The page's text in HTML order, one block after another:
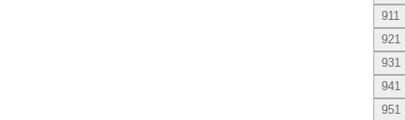
911
921
931
941
951